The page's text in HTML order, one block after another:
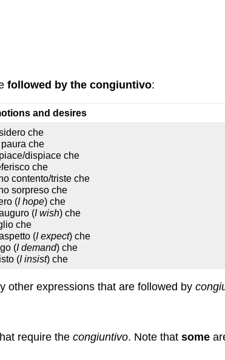
followed by the congiuntivo:
and desires
che
paura che
dispiace che
che
contento/triste che
sorpreso che
(I hope) che
(I wish) che
che
(I expect) che
(I demand) che
(I insist)che
other expressions that are followed by
require the congiuntivo. Note that some